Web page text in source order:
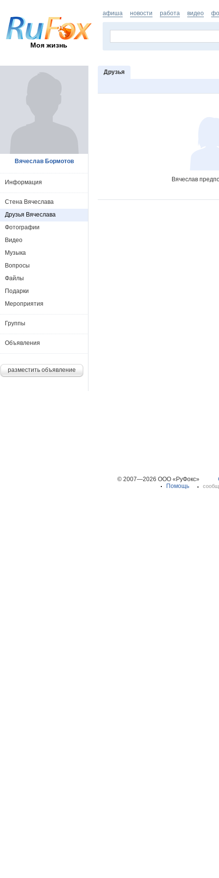
Моя жизнь
афиша новости работа видео
Друзья
Вячеслав
Вячеслав Бормотов
Информация
Стена Вячеслава
Друзья Вячеслава
Фотографии
Видео
Музыка
Вопросы
Файлы
Подарки
Мероприятия
Группы
Объявления
разместить объявление
© 2007—2026 ООО «РуФокс»
Помощь